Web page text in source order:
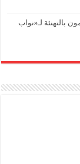
بالتهنئة لـ«نواب